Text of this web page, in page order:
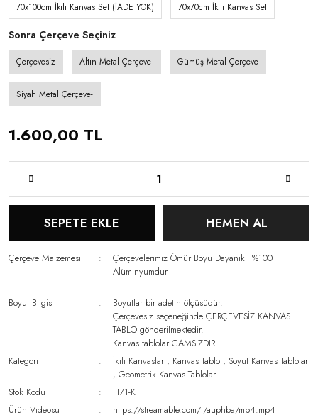
70x100cm İkili Kanvas Set (İADE YOK) 70x70cm İkili Kanvas Set
Sonra Çerçeve Seçiniz
Çerçevesiz Altın Metal Çerçeve- Gümüş Metal Çerçeve
Siyah Metal Çerçeve-
1.600,00 TL
SEPETE EKLE HEMEN AL
Çerçeve Malzemesi
Çerçevelerimiz Ömür Boyu Dayanıklı %100
Alüminyumdur
Boyut Bilgisi
Boyutlar bir adetin ölçüsüdür.
Çerçevesiz seçeneğinde ÇERÇEVESİZ KANVAS
TABLO gönderilmektedir.
Kanvas tablolar CAMSIZDIR
Kategori
İkili Kanvaslar , Kanvas Tablo ,Soyut Kanvas Tablolar
,Geometrik Kanvas Tablolar
Stok Kodu
H71-K
Ürün Videosu
https://streamable.com/l/auphba/mp4.mp4